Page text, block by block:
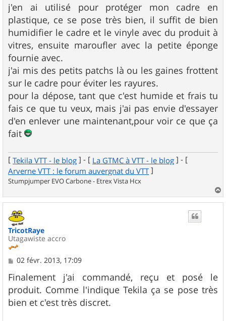
s
s
a
g
e
j'en ai utilisé pour protéger mon cadre en
plastique, ce se pose très bien, il suffit de bien
humidifier le cadre et le vinyle avec du produit à
vitres, ensuite maroufler avec la petite éponge
fournie avec.
j'ai mis des petits patchs là ou les gaines frottent
sur le cadre pour éviter les rayures.
pour la dépose, tant que c'est humide et frais tu
fais ce que tu veux, mais j'ai pas envie d'essayer
d'en enlever une maintenant,pour voir ce que ça
fait
[ Tekila VTT - le blog ] - [ La GTMC à VTT - le blog ] - [
Arverne VTT : le forum auvergnat du VTT ]
Stumpjumper EVO Carbone - Etrex Vista Hcx
a
TricotRaye
Utagawiste accro
M
s
s
a
g
e
02 févr. 2013, 17:09
Finalement j'ai commandé, reçu et posé le
produit. Comme l'indique Tekila ça se pose très
bien et c'est très discret.